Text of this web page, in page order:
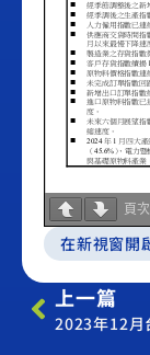
頁次
在新視窗開
上一篇